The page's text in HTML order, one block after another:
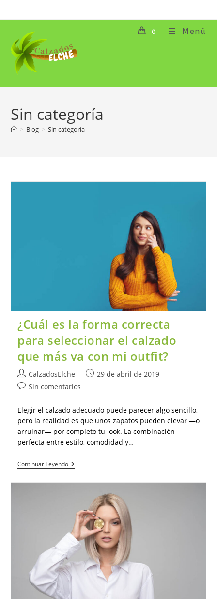
al
contenido
0 Menú
Sin categoría
> Blog > Sin categoría
¿Cuál es la forma correcta
para seleccionar el calzado
que más va con mi outfit?
Autor
de
CalzadosElche
Publicación
29 de abril de 2019
Comentarios
la
entrada:
Sin comentarios
Elegir el calzado adecuado puede parecer algo sencillo,
pero la realidad es que unos zapatos pueden elevar —o
arruinar— por completo tu look. La combinación
perfecta entre estilo, comodidad y…
Continuar Leyendo¿Cuál
Es
Seleccionar
Calzado
Que
Más
Va
Con
Mi
Outfit?